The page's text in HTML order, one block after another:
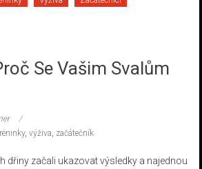
Se Vašim Svalům
, výživa, začátečník
dřiny začali ukazovat výsledky a najednou